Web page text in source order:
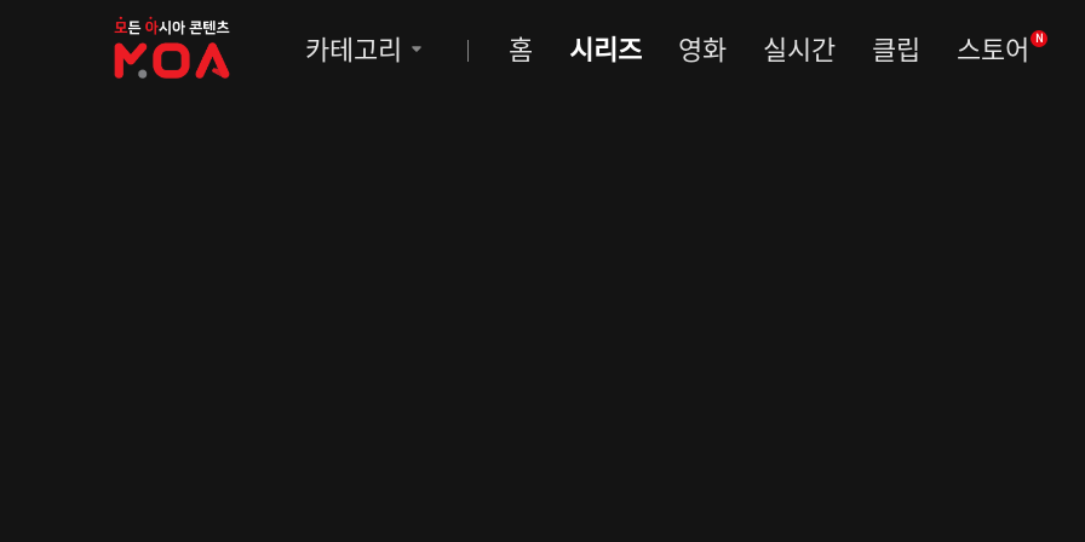
MOA
카테고리 홈 시리즈 영화 실시간 클립 스토어 N